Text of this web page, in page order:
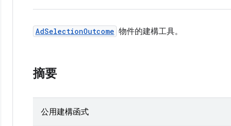
AdSelectionOutcome 物件的建構工具。
摘要
公用建構函式